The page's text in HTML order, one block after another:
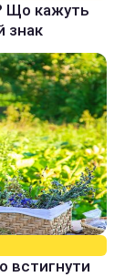
Що кажуть
знак
встигнути